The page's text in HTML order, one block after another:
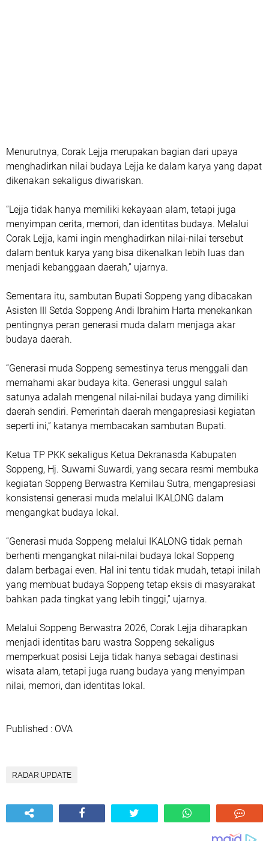
Menurutnya, Corak Lejja merupakan bagian dari upaya
menghadirkan nilai budaya Lejja ke dalam karya yang dapat
dikenakan sekaligus diwariskan.
“Lejja tidak hanya memiliki kekayaan alam, tetapi juga
menyimpan cerita, memori, dan identitas budaya. Melalui
Corak Lejja, kami ingin menghadirkan nilai-nilai tersebut
dalam bentuk karya yang bisa dikenalkan lebih luas dan
menjadi kebanggaan daerah,” ujarnya.
Sementara itu, sambutan Bupati Soppeng yang dibacakan
Asisten III Setda Soppeng Andi Ibrahim Harta menekankan
pentingnya peran generasi muda dalam menjaga akar
budaya daerah.
“Generasi muda Soppeng semestinya terus menggali dan
memahami akar budaya kita. Generasi unggul salah
satunya adalah mengenal nilai-nilai budaya yang dimiliki
daerah sendiri. Pemerintah daerah mengapresiasi kegiatan
seperti ini,” katanya membacakan sambutan Bupati.
Ketua TP PKK sekaligus Ketua Dekranasda Kabupaten
Soppeng, Hj. Suwarni Suwardi, yang secara resmi membuka
kegiatan Soppeng Berwastra Kemilau Sutra, mengapresiasi
konsistensi generasi muda melalui IKALONG dalam
mengangkat budaya lokal.
“Generasi muda Soppeng melalui IKALONG tidak pernah
berhenti mengangkat nilai-nilai budaya lokal Soppeng
dalam berbagai even. Hal ini tentu tidak mudah, tetapi inilah
yang membuat budaya Soppeng tetap eksis di masyarakat
bahkan pada tingkat yang lebih tinggi,” ujarnya.
Melalui Soppeng Berwastra 2026, Corak Lejja diharapkan
menjadi identitas baru wastra Soppeng sekaligus
memperkuat posisi Lejja tidak hanya sebagai destinasi
wisata alam, tetapi juga ruang budaya yang menyimpan
nilai, memori, dan identitas lokal.
Published : OVA
RADAR UPDATE